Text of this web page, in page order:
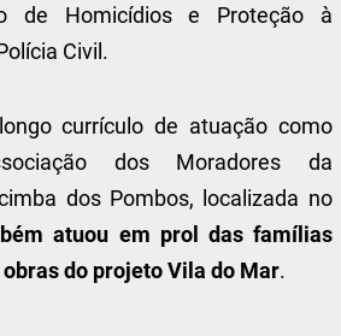
de Homicídios e Proteção à
Civil.
currículo de atuação como
dos Moradores da
dos Pombos, localizada no
atuou em prol das famílias
do projeto Vila do Mar.